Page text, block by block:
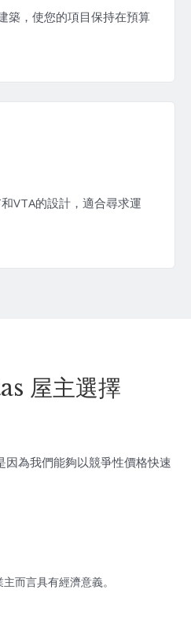
築，使您的項目保持在預算
VTA的設計，適合尋求運
屋主選擇
為我們能夠以競爭性價格快速
而言具有經濟意義。